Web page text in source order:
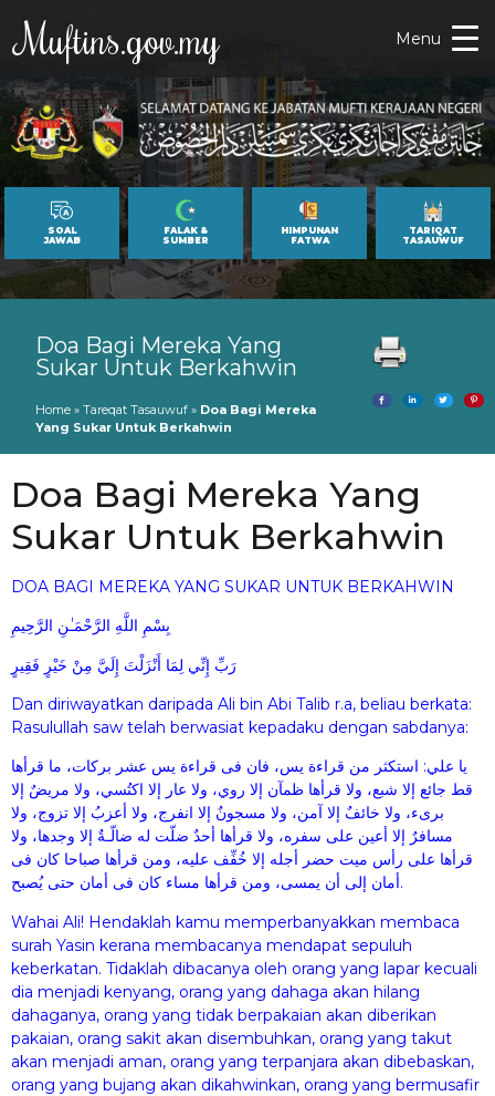
Muftins.gov.my Menu
SOAL
JAWAB
FALAK &
SUMBER
HIMPUNAN
FATWA
TARIQAT
TASAUWUF
Doa Bagi Mereka Yang
Sukar Untuk Berkahwin
Home » Tareqat Tasauwuf » Doa Bagi Mereka
Yang Sukar Untuk Berkahwin
Doa Bagi Mereka Yang
Sukar Untuk Berkahwin
DOA BAGI MEREKA YANG SUKAR UNTUK BERKAHWIN
بِسْمِ اللَّهِ الرَّحْمَـٰنِ الرَّحِيمِ
رَبِّ إِنِّي لِمَا أَنْزَلْتَ إِلَيَّ مِنْ خَيْرٍ فَقِيرٍ
Dan diriwayatkan daripada Ali bin Abi Talib r.a, beliau berkata:
Rasulullah saw telah berwasiat kepadaku dengan sabdanya:
يا علي: استكثر من قراءة يس، فان فى قراءة يس عشر بركات، ما قرأها
قط جائع إلا شبع، ولا قرأها ظمآن إلا روي، ولا عار إلا اكتُسي، ولا مريضٌ إلا
برىء، ولا خائفٌ إلا آمن، ولا مسجونٌ إلا انفرج، ولا أعزبُ إلا تزوج، ولا
مسافرٌ إلا أعين على سفره، ولا قرأها أحدٌ ضلّت له ضالّـةٌ إلا وجدها، ولا
قرأها على رأس ميت حضر أجله إلا خُفِّف عليه، ومن قرأها صباحا كان فى
أمان إلى أن يمسى، ومن قرأها مساء كان فى أمان حتى يُصبح.
Wahai Ali! Hendaklah kamu memperbanyakkan membaca
surah Yasin kerana membacanya mendapat sepuluh
keberkatan. Tidaklah dibacanya oleh orang yang lapar kecuali
dia menjadi kenyang, orang yang dahaga akan hilang
dahaganya, orang yang tidak berpakaian akan diberikan
pakaian, orang sakit akan disembuhkan, orang yang takut
akan menjadi aman, orang yang terpanjara akan dibebaskan,
orang yang bujang akan dikahwinkan, orang yang bermusafir